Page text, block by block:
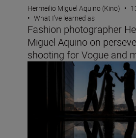
Hermeilio Miguel Aquino (Kino) •
• What I’ve learned as
Fashion photographer
Miguel Aquino on
shooting for Vogue and
Wedding photographer Victor